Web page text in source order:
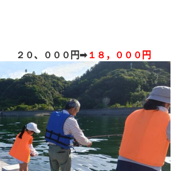
２０、０００円➡ １８，０００円